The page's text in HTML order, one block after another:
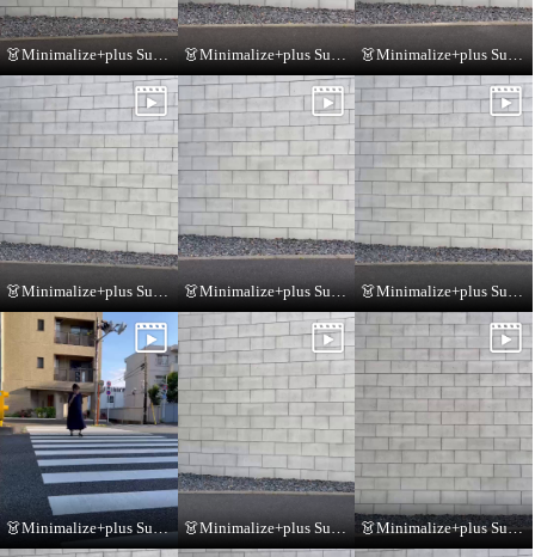
👗Minimalize+plus Summer Collection👗 👗Minimalize+plus Summer Collection👗
👗Minimalize+plus Summer Collection👗 👗Minimalize+plus Summer Collection👗 👗Minimalize+plus Summer Collection👗
👗Minimalize+plus Summer Collection👗 👗Minimalize+plus Summer Collection👗 👗Minimalize+plus Summer Collection👗